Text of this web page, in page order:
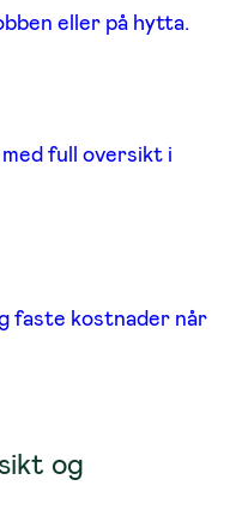
eller på hytta.
full oversikt i
faste kostnader når
og